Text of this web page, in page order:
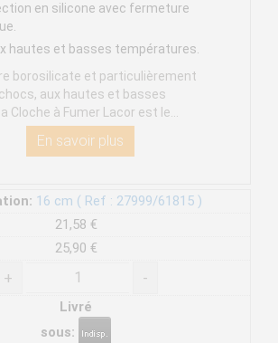
en silicone avec fermeture
hautes et basses températures.
borosilicate et particulièrement
aux hautes et basses
Cloche à Fumer Lacor est le...
En savoir plus
16 cm ( Ref : 27999/61815 )
21,58 €
25,90 €
+ -
Livré
sous: